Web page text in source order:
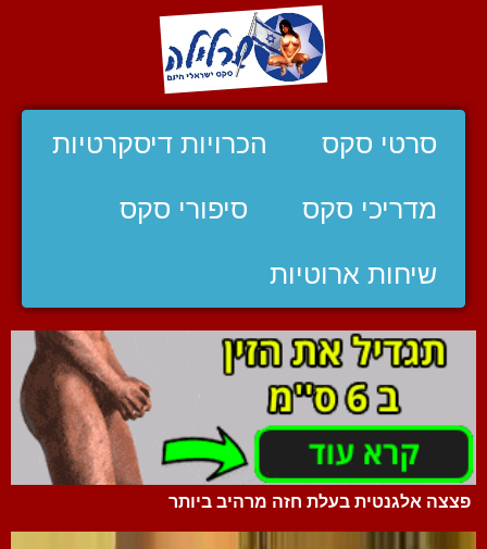
סרטי סקס הכרויות דיסקרטיות
מדריכי סקס סיפורי סקס
שיחות ארוטיות
פצצה אלגנטית בעלת חזה מרהיב ביותר